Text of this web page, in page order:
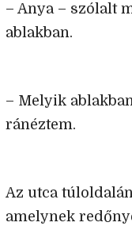
– Anya – szólalt
ablakban.
– Melyik
ránéztem.
Az utca
amelynek